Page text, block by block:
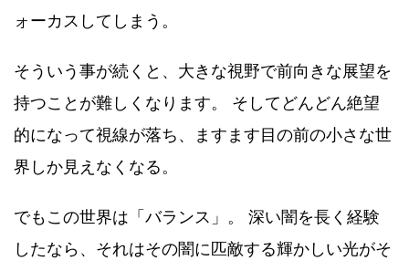
ォーカスしてしまう。
そういう事が続くと、大きな視野で前向きな展望を
持つことが難しくなります。 そしてどんどん絶望
的になって視線が落ち、ますます目の前の小さな世
界しか見えなくなる。
でもこの世界は「バランス」。 深い闇を長く経験
したなら、それはその闇に匹敵する輝かしい光がそ